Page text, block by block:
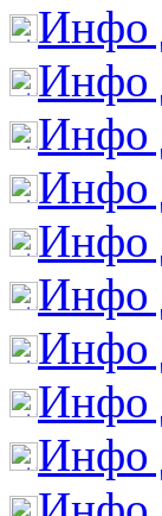
Инфо
Инфо
Инфо
Инфо
Инфо
Инфо
Инфо
Инфо
Инфо